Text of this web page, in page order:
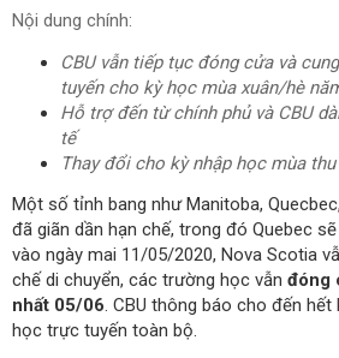
Nội dung chính:
CBU vẫn tiếp tục đóng cửa và
tuyến cho kỳ học mùa xuân/hè
Hỗ trợ đến từ chính phủ và CBU
tế
Thay đổi cho kỳ nhập học mùa
Một số tỉnh bang như Manitoba,
đã giãn dần hạn chế, trong đó Quebec
vào ngày mai 11/05/2020, Nova Scotia
chế di chuyển, các trường học vẫn đóng
nhất 05/06 . CBU thông báo cho đến
học trực tuyến toàn bộ.